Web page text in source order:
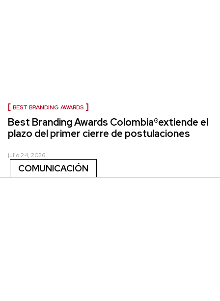
BEST BRANDING AWARDS
Best Branding Awards Colombia®extiende el
plazo del primer cierre de postulaciones
julio 24, 2026
COMUNICACIÓN